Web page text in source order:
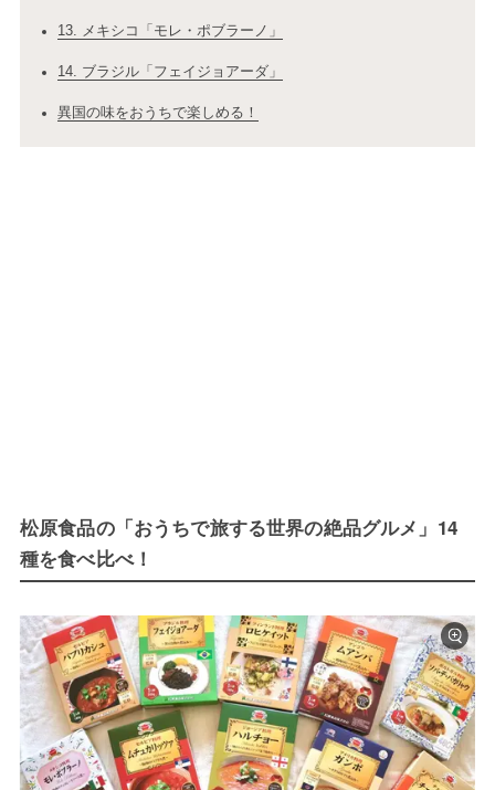
13. メキシコ「モレ・ポブラーノ」
14. ブラジル「フェイジョアーダ」
異国の味をおうちで楽しめる！
松原食品の「おうちで旅する世界の絶品グルメ」14
種を食べ比べ！